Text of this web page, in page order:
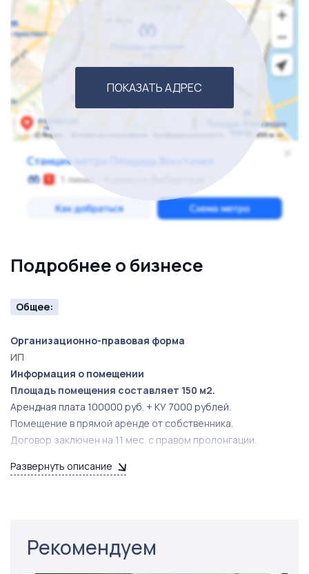
ПОКАЗАТЬ АДРЕС
Подробнее о бизнесе
Общее:
Организационно-правовая форма
ИП
Информация о помещении
Площадь помещения составляет 150 м2.
Арендная плата 100000 руб. + КУ 7000 рублей.
Помещение в прямой аренде от собственника.
Договор заключен на 11 мес. с правом пролонгации.
Развернуть описание
Рекомендуем